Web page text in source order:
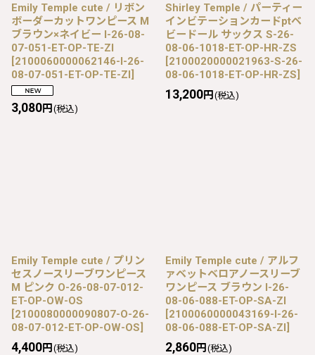
Emily Temple cute / リボン
ボーダーカットワンピース M
ブラウン×ネイビー I-26-08-
07-051-ET-OP-TE-ZI
[2100060000062146-I-26-
08-07-051-ET-OP-TE-ZI]
3,080円 (税込)
Shirley Temple / パーティー
インビテーションカードptベ
ビードール サックス S-26-
08-06-1018-ET-OP-HR-ZS
[2100020000021963-S-26-
08-06-1018-ET-OP-HR-ZS]
13,200円 (税込)
Emily Temple cute / プリン
セスノースリーブワンピース
M ピンク O-26-08-07-012-
ET-OP-OW-OS
[2100080000090807-O-26-
08-07-012-ET-OP-OW-OS]
4,400円 (税込)
Emily Temple cute / アルフ
ァベットベロアノースリーブ
ワンピース ブラウン I-26-
08-06-088-ET-OP-SA-ZI
[2100060000043169-I-26-
08-06-088-ET-OP-SA-ZI]
2,860円 (税込)